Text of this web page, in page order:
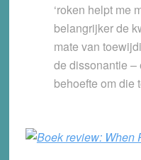
‘roken helpt me
belangrijker de
mate van
de dissonantie –
behoefte om die